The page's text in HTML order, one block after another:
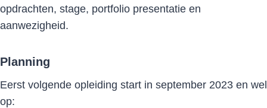
opdrachten, stage, portfolio presentatie en
aanwezigheid.
Planning
Eerst volgende opleiding start in september 2023 en wel
op: